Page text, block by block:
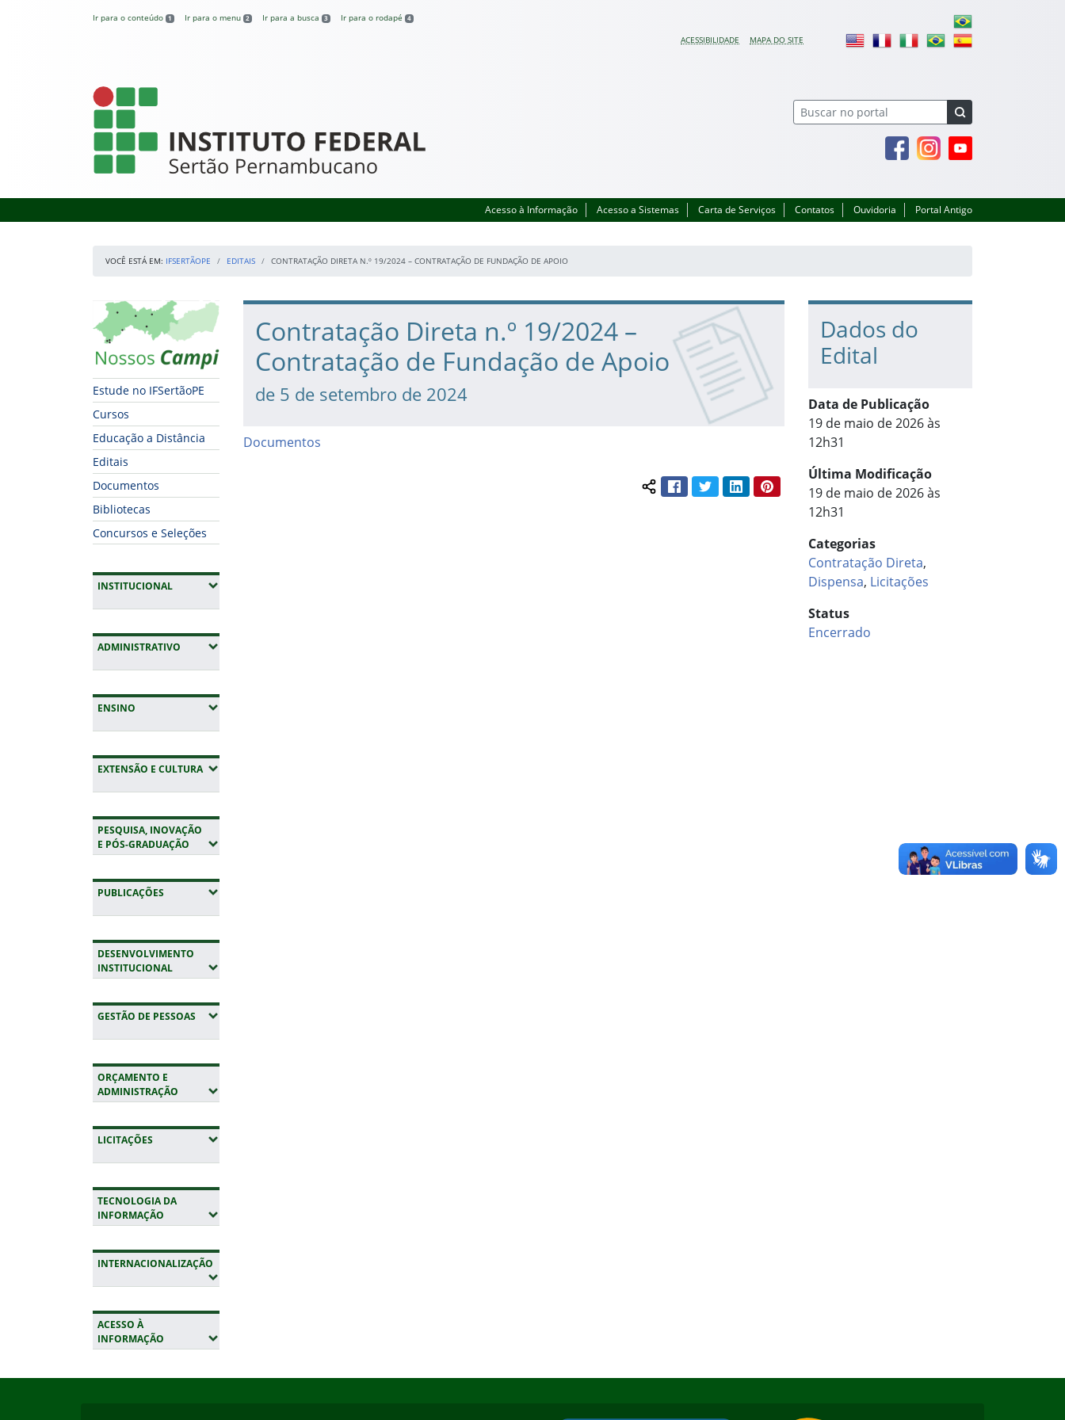
Ir para o conteúdo 1 Ir para o menu 2 Ir para a busca 3 Ir para o rodapé 4
ACESSIBILIDADE MAPA DO SITE
IFSertãoPE
FacebookInstagramYoutube
Acesso à Informação Acesso a Sistemas Carta de Serviços Contatos Ouvidoria Portal Antigo
VOCÊ ESTÁ EM: IFSERTÃOPE EDITAIS CONTRATAÇÃO DIRETA N.º 19/2024 – CONTRATAÇÃO DE FUNDAÇÃO DE APOIO
Início da navegação
Mapa Campi
Estude no IFSertãoPE
Cursos
Educação a Distância
Editais
Documentos
Bibliotecas
Concursos e Seleções
INSTITUCIONAL(EXPANDIR SUBMENUS)
ADMINISTRATIVO (EXPANDIR SUBMENUS)
ENSINO (EXPANDIR SUBMENUS)
EXTENSÃO E CULTURA(EXPANDIR SUBMENUS)
PESQUISA, INOVAÇÃO
E PÓS-GRADUAÇÃO (EXPANDIR SUBMENUS)
PUBLICAÇÕES (EXPANDIR SUBMENUS)
DESENVOLVIMENTO
INSTITUCIONAL(EXPANDIR SUBMENUS)
GESTÃO DE PESSOAS (EXPANDIR SUBMENUS)
ORÇAMENTO E
ADMINISTRAÇÃO (EXPANDIR SUBMENUS)
LICITAÇÕES (EXPANDIR SUBMENUS)
TECNOLOGIA DA
INFORMAÇÃO (EXPANDIR SUBMENUS)
INTERNACIONALIZAÇÃO
ACESSO À
INFORMAÇÃO (EXPANDIR SUBMENUS)
Início do conteúdo
Contratação Direta n.º 19/2024 –
Contratação de Fundação de Apoio
de 5 de setembro de 2024
Documentos
Compartilhar conteúdo:
FacebookTwitterLinkedInPinterest
Dados do
Edital
Data de Publicação
19 de maio de 2026 às
12h31
Última Modificação
19 de maio de 2026 às
12h31
Categorias
Contratação Direta,
Dispensa, Licitações
Status
Encerrado